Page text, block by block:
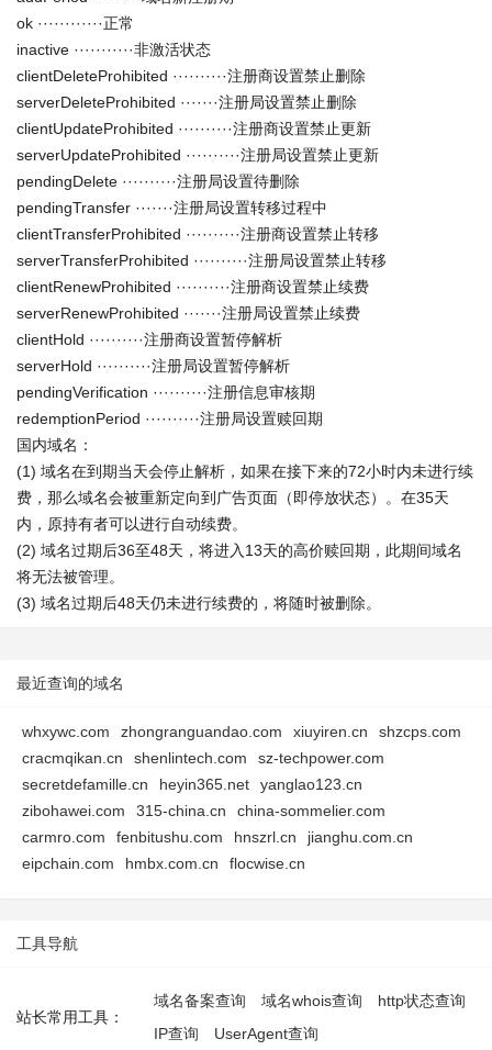
ok ············正常
inactive ···········非激活状态
clientDeleteProhibited ··········注册商设置禁止删除
serverDeleteProhibited ·······注册局设置禁止删除
clientUpdateProhibited ··········注册商设置禁止更新
serverUpdateProhibited ··········注册局设置禁止更新
pendingDelete ··········注册局设置待删除
pendingTransfer ·······注册局设置转移过程中
clientTransferProhibited ··········注册商设置禁止转移
serverTransferProhibited ··········注册局设置禁止转移
clientRenewProhibited ··········注册商设置禁止续费
serverRenewProhibited ·······注册局设置禁止续费
clientHold ··········注册商设置暂停解析
serverHold ··········注册局设置暂停解析
pendingVerification ··········注册信息审核期
redemptionPeriod ··········注册局设置赎回期
国内域名：
(1) 域名在到期当天会停止解析，如果在接下来的72小时内未进行续
费，那么域名会被重新定向到广告页面（即停放状态）。在35天
内，原持有者可以进行自动续费。
(2) 域名过期后36至48天，将进入13天的高价赎回期，此期间域名
将无法被管理。
(3) 域名过期后48天仍未进行续费的，将随时被删除。
最近查询的域名
whxywc.com zhongranguandao.com xiuyiren.cn
shzcps.com
cracmqikan.cn
shenlintech.com
sz-techpower.com
secretdefamille.cn
heyin365.net
yanglao123.cn
zibohawei.com
315-china.cn
china-sommelier.com
carmro.com
fenbitushu.com hnszrl.cn
jianghu.com.cn
eipchain.com
hmbx.com.cn flocwise.cn
工具导航
站长常用工具：
域名备案查询 域名whois查询
http状态查询
IP查询
UserAgent查询